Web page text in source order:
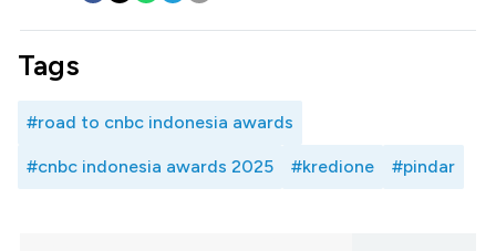
Tags
#road to cnbc indonesia awards
#cnbc indonesia awards 2025 #kredione #pindar